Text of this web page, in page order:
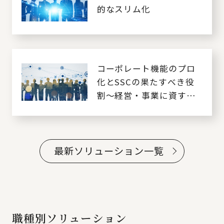
的なスリム化
コーポレート機能のプロ
化とSSCの果たすべき役
割～経営・事業に資する
最新ソリューション一覧
職種別ソリューション